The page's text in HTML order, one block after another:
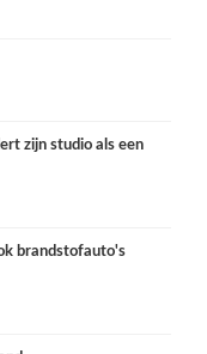
zijn studio als een
brandstofauto's